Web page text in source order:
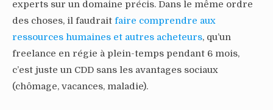
experts sur un domaine précis. Dans le même ordre
des choses, il faudrait faire comprendre aux
ressources humaines et autres acheteurs, qu’un
freelance en régie à plein-temps pendant 6 mois,
c’est juste un CDD sans les avantages sociaux
(chômage, vacances, maladie).